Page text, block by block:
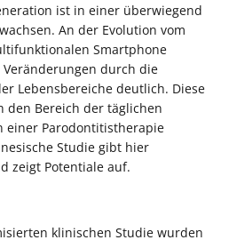
ist in einer überwiegend
An der Evolution vom
Smartphone
durch die
Lebensbereiche deutlich. Diese
den Bereich der täglichen
einer Parodontitistherapie
Studie gibt hier
zeigt Potentiale auf.
klinischen Studie wurden